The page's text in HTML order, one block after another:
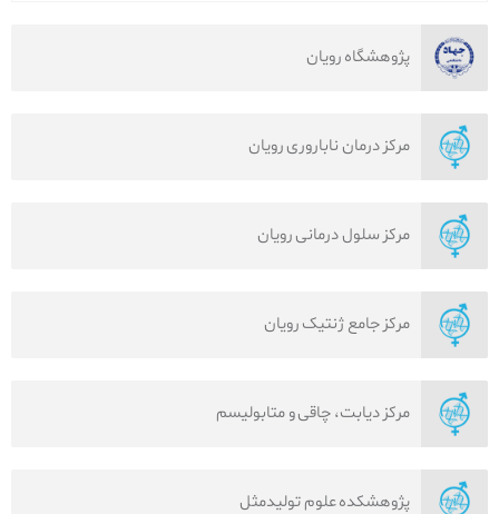
پژوهشگاه رویان
مرکز درمان ناباروری رویان
مرکز سلول درمانی رویان
مرکز جامع ژنتیک رویان
مرکز دیابت، چاقی و متابولیسم
پژوهشکده علوم تولیدمثل